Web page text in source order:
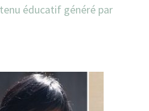
éducatif généré par